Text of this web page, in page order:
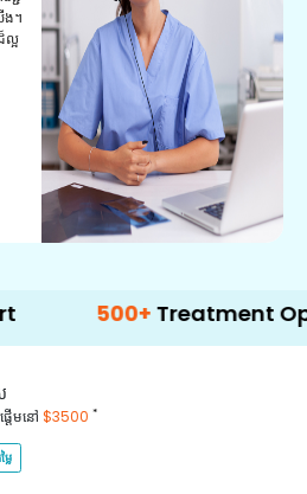
ង។
ល្អ
500+ Treatment Options
ើមនៅ $3500 *
ៃ